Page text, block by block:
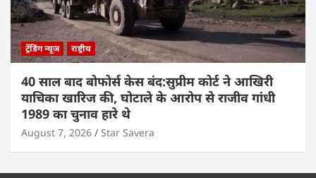
ट्रेंडिंग न्यूज राष्ट्रीय
40 साल बाद बोफोर्स केस बंद:सुप्रीम कोर्ट ने आखिरी
याचिका खारिज की, घोटाले के आरोप से राजीव गांधी
1989 का चुनाव हारे थे
August 7, 2026 Star Savera